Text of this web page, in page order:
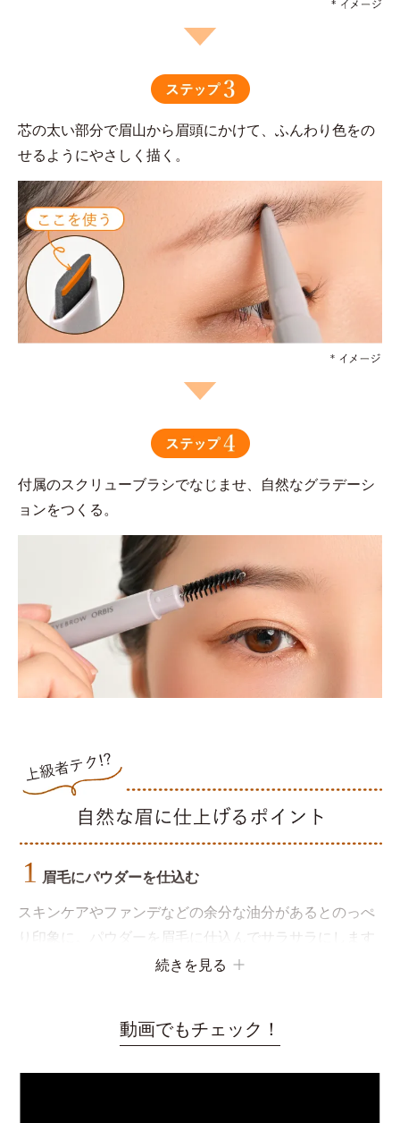
芯の太い部分で眉山から眉頭にかけて、ふんわり色をの
せるようにやさしく描く。
付属のスクリューブラシでなじませ、自然なグラデーシ
ョンをつくる。
1 眉毛にパウダーを仕込む
スキンケアやファンデなどの余分な油分があるとのっぺ
り印象に。パウダーを眉毛に仕込んでサラサラにします
続きを見る
動画でもチェック！